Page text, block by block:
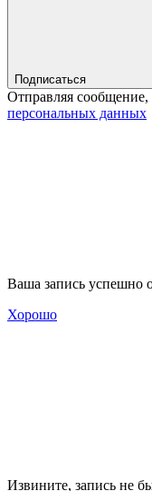
Подписаться
Отправляя сообщение,
персональных данных
Ваша запись успешно
Хорошо
Извините, запись не